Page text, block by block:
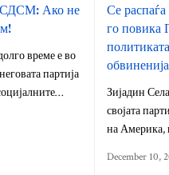
Ако не
време е во
партија
Се
го повика
Зијадин
својата
на Америка,
December 10,